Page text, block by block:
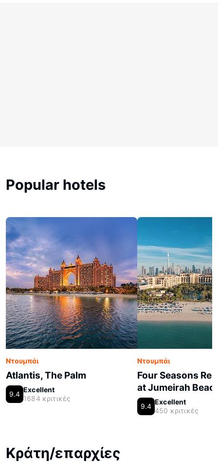
Popular hotels
Ντουμπάι
Atlantis, The Palm
9.4
Excellent
1684 κριτικές
Ντουμπάι
Four Seasons
at Jumeirah
9.4
Excellent
450 κριτικές
Κράτη/επαρχίες